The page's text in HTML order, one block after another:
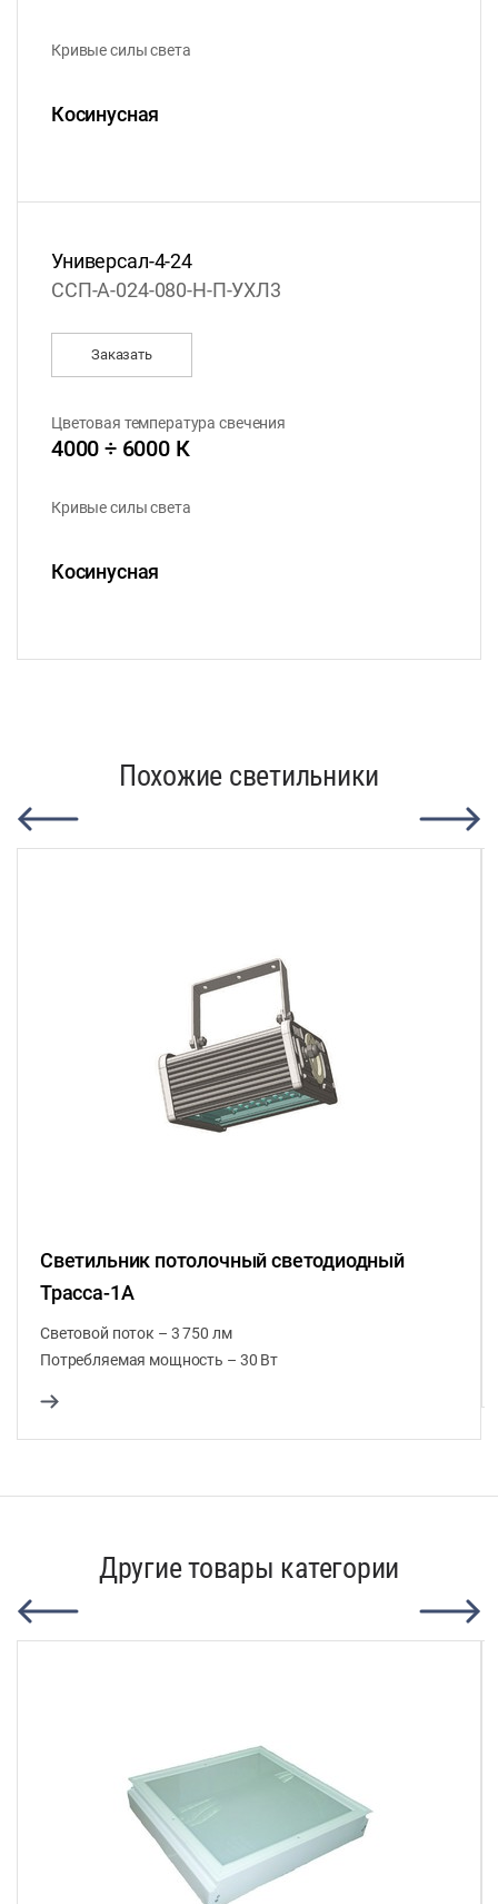
Кривые силы света
Косинусная
Универсал-4-24
ССП-А-024-080-Н-П-УХЛ3
Заказать
Цветовая температура свечения
4000 ÷ 6000 К
Кривые силы света
Косинусная
Похожие светильники
Светильник потолочный светодиодный
Трасса-1А
Световой поток – 3 750 лм
Потребляемая мощность – 30 Вт
Другие товары категории